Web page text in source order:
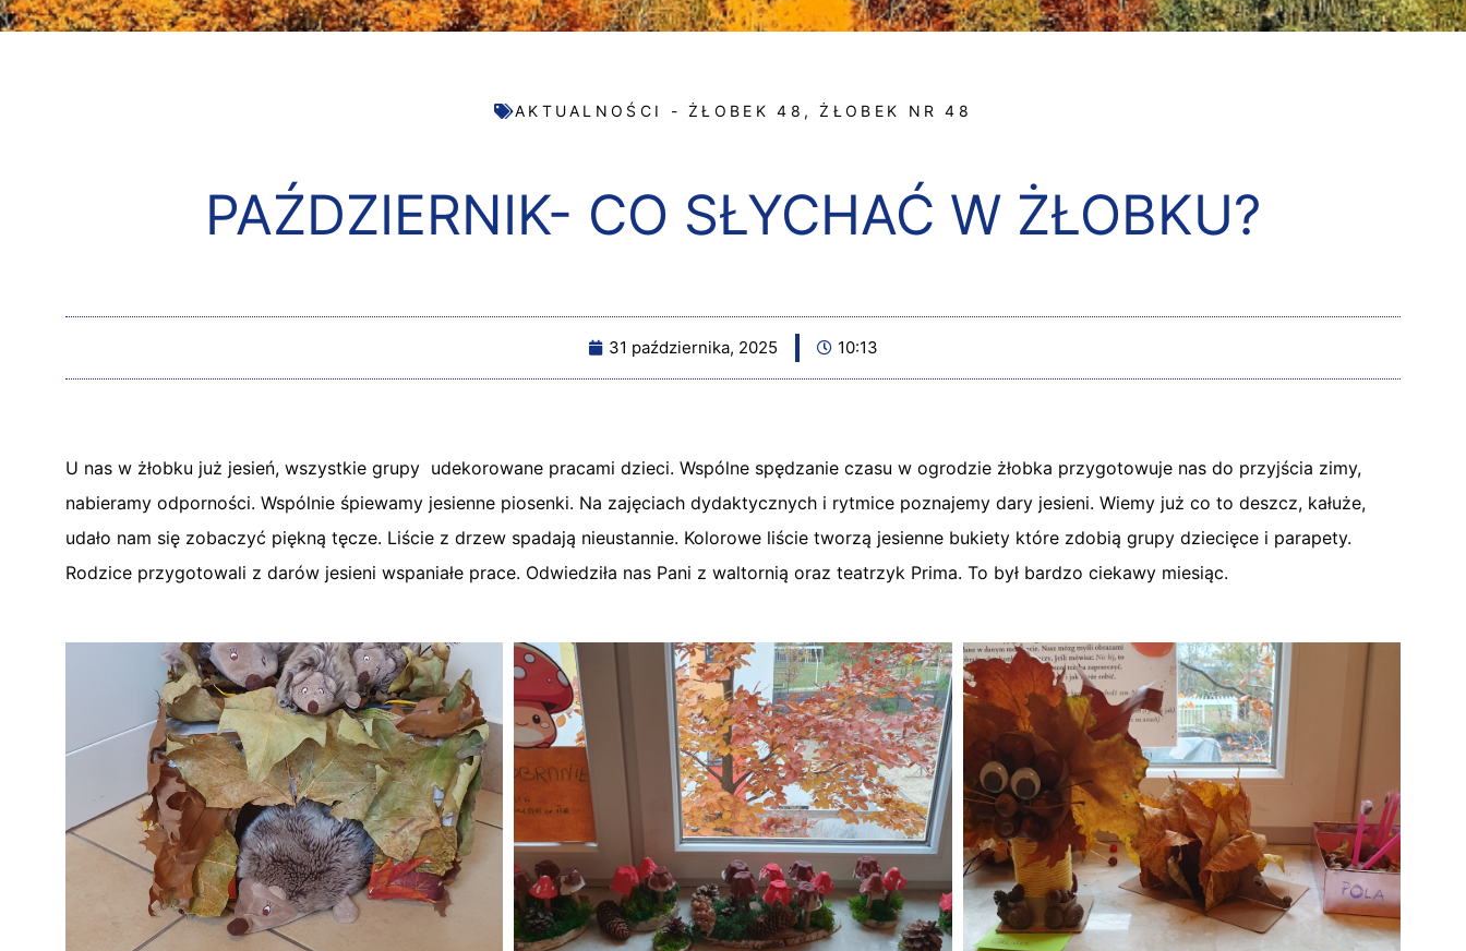
AKTUALNOŚCI - ŻŁOBEK 48 ,ŻŁOBEK NR 48
PAŹDZIERNIK- CO SŁYCHAĆ W ŻŁOBKU?
31 października, 2025 10:13
U nas w żłobku już jesień, wszystkie grupy udekorowane pracami dzieci. Wspólne spędzanie czasu w ogrodzie żłobka przygotowuje nas do przyjścia zimy,
nabieramy odporności. Wspólnie śpiewamy jesienne piosenki. Na zajęciach dydaktycznych i rytmice poznajemy dary jesieni. Wiemy już co to deszcz, kałuże,
udało nam się zobaczyć piękną tęcze. Liście z drzew spadają nieustannie. Kolorowe liście tworzą jesienne bukiety które zdobią grupy dziecięce i parapety.
Rodzice przygotowali z darów jesieni wspaniałe prace. Odwiedziła nas Pani z waltornią oraz teatrzyk Prima. To był bardzo ciekawy miesiąc.